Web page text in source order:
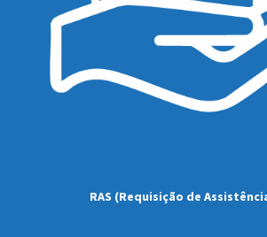
RAS (Requisição de